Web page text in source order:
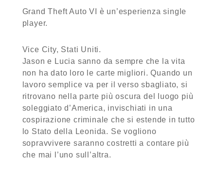
Grand Theft Auto VI è un’esperienza single
player.
Vice City, Stati Uniti.
Jason e Lucia sanno da sempre che la vita
non ha dato loro le carte migliori. Quando un
lavoro semplice va per il verso sbagliato, si
ritrovano nella parte più oscura del luogo più
soleggiato d’America, invischiati in una
cospirazione criminale che si estende in tutto
lo Stato della Leonida. Se vogliono
sopravvivere saranno costretti a contare più
che mai l’uno sull’altra.